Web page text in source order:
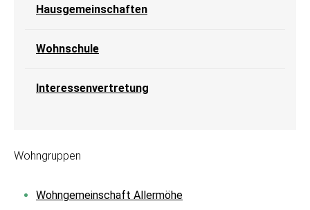
Hausgemeinschaften
Wohnschule
Interessenvertretung
Wohngruppen
Wohngemeinschaft Allermöhe